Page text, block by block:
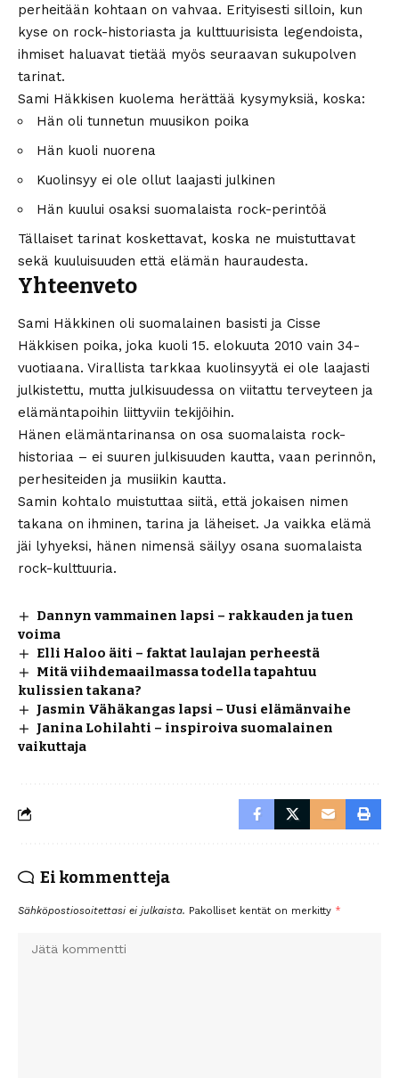
perheitään kohtaan on vahvaa. Erityisesti silloin, kun
kyse on rock-historiasta ja kulttuurisista legendoista,
ihmiset haluavat tietää myös seuraavan sukupolven
tarinat.
Sami Häkkisen kuolema herättää kysymyksiä, koska:
Hän oli tunnetun muusikon poika
Hän kuoli nuorena
Kuolinsyy ei ole ollut laajasti julkinen
Hän kuului osaksi suomalaista rock-perintöä
Tällaiset tarinat koskettavat, koska ne muistuttavat
sekä kuuluisuuden että elämän hauraudesta.
Yhteenveto
Sami Häkkinen oli suomalainen basisti ja Cisse
Häkkisen poika, joka kuoli 15. elokuuta 2010 vain 34-
vuotiaana. Virallista tarkkaa kuolinsyytä ei ole laajasti
julkistettu, mutta julkisuudessa on viitattu terveyteen ja
elämäntapoihin liittyviin tekijöihin.
Hänen elämäntarinansa on osa suomalaista rock-
historiaa – ei suuren julkisuuden kautta, vaan perinnön,
perhesiteiden ja musiikin kautta.
Samin kohtalo muistuttaa siitä, että jokaisen nimen
takana on ihminen, tarina ja läheiset. Ja vaikka elämä
jäi lyhyeksi, hänen nimensä säilyy osana suomalaista
rock-kulttuuria.
Dannyn vammainen lapsi – rakkauden ja tuen
voima
Elli Haloo äiti – faktat laulajan perheestä
Mitä viihdemaailmassa todella tapahtuu
kulissien takana?
Jasmin Vähäkangas lapsi – Uusi elämänvaihe
Janina Lohilahti – inspiroiva suomalainen
vaikuttaja
Ei kommentteja
Sähköpostiosoitettasi ei julkaista. Pakolliset kentät on merkitty *